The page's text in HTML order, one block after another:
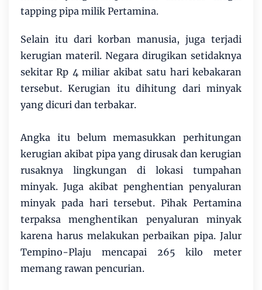
tapping pipa milik Pertamina.
Selain itu dari korban manusia, juga terjadi
kerugian materil. Negara dirugikan setidaknya
sekitar Rp 4 miliar akibat satu hari kebakaran
tersebut. Kerugian itu dihitung dari minyak
yang dicuri dan terbakar.
Angka itu belum memasukkan perhitungan
kerugian akibat pipa yang dirusak dan kerugian
rusaknya lingkungan di lokasi tumpahan
minyak. Juga akibat penghentian penyaluran
minyak pada hari tersebut. Pihak Pertamina
terpaksa menghentikan penyaluran minyak
karena harus melakukan perbaikan pipa. Jalur
Tempino-Plaju mencapai 265 kilo meter
memang rawan pencurian.